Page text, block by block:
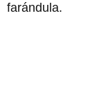
farándula.